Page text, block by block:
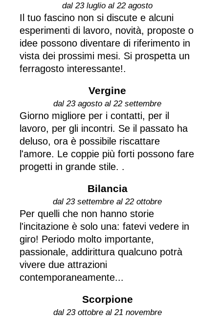
dal 23 luglio al 22 agosto
Il tuo fascino non si discute e alcuni
esperimenti di lavoro, novità, proposte o
idee possono diventare di riferimento in
vista dei prossimi mesi. Si prospetta un
ferragosto interessante!.
Vergine
dal 23 agosto al 22 settembre
Giorno migliore per i contatti, per il
lavoro, per gli incontri. Se il passato ha
deluso, ora è possibile riscattare
l'amore. Le coppie più forti possono fare
progetti in grande stile. .
Bilancia
dal 23 settembre al 22 ottobre
Per quelli che non hanno storie
l'incitazione è solo una: fatevi vedere in
giro! Periodo molto importante,
passionale, addirittura qualcuno potrà
vivere due attrazioni
contemporaneamente...
Scorpione
dal 23 ottobre al 21 novembre